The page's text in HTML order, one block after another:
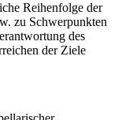
Reihenfolge der
zu Schwerpunkten
des
der Ziele